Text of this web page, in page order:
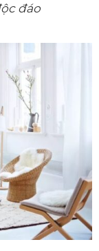
đáo